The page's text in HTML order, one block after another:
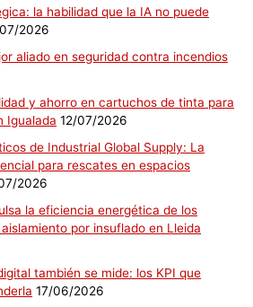
la habilidad que la IA no puede
2026
aliado en seguridad contra incendios
y ahorro en cartuchos de tinta para
Igualada 12/07/2026
de Industrial Global Supply: La
para rescates en espacios
2026
la eficiencia energética de los
por insuflado en Lleida
también se mide: los KPI que
17/06/2026